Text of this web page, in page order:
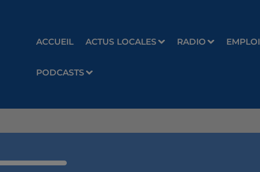
ACCUEIL ACTUS LOCALES RADIO EMPLOI
PODCASTS